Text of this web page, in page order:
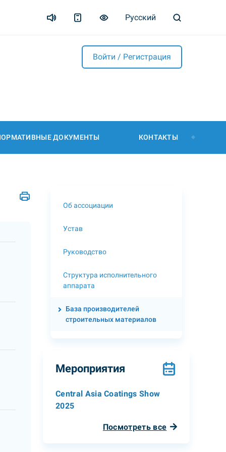
Русский
Войти / Регистрация
ДОКУМЕНТЫ КОНТАКТЫ
Об ассоциации
Устав
Руководство
Структура исполнительного
аппарата
База производителей
строительных материалов
Мероприятия
Central Asia Coatings Show
2025
Посмотреть все